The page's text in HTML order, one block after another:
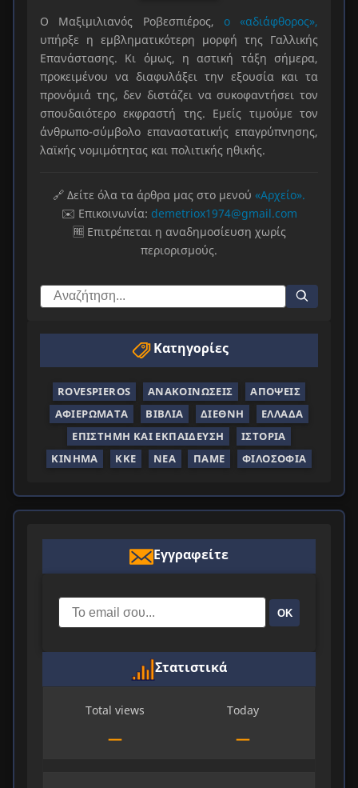
Ο Μαξιμιλιανός Ροβεσπιέρος, ο «αδιάφθορος»,
υπήρξε η εμβληματικότερη μορφή της Γαλλικής
Επανάστασης. Κι όμως, η αστική τάξη σήμερα,
προκειμένου να διαφυλάξει την εξουσία και τα
προνόμιά της, δεν διστάζει να συκοφαντήσει τον
σπουδαιότερο εκφραστή της. Εμείς τιμούμε τον
άνθρωπο-σύμβολο επαναστατικής επαγρύπνησης,
λαϊκής νομιμότητας και πολιτικής ηθικής.
🔗 Δείτε όλα τα άρθρα μας στο μενού «Αρχείο».
✉️ Επικοινωνία: demetriox1974@gmail.com
🆓 Επιτρέπεται η αναδημοσίευση χωρίς
περιορισμούς.
Κατηγορίες
ROVESPIEROS ΑΝΑΚΟΙΝΏΣΕΙΣ
ΑΠΌΨΕΙΣ
ΑΦΙΕΡΏΜΑΤΑ
ΒΙΒΛΊΑ ΔΙΕΘΝΉ
ΕΛΛΆΔΑ
ΕΠΙΣΤΉΜΗ ΚΑΙ ΕΚΠΑΊΔΕΥΣΗ
ΙΣΤΟΡΊΑ
ΚΊΝΗΜΑ
ΚΚΕ ΝΈΑ ΠΑΜΕ ΦΙΛΟΣΟΦΊΑ
Εγγραφείτε
ΟΚ
Στατιστικά
Total views
—
Today
—